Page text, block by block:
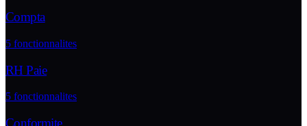
Compta
5 fonctionnalites
RH Paie
5 fonctionnalites
Conformite